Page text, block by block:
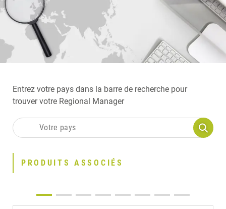
Entrez votre pays dans la barre de recherche pour
trouver votre Regional Manager
PRODUITS ASSOCIÉS